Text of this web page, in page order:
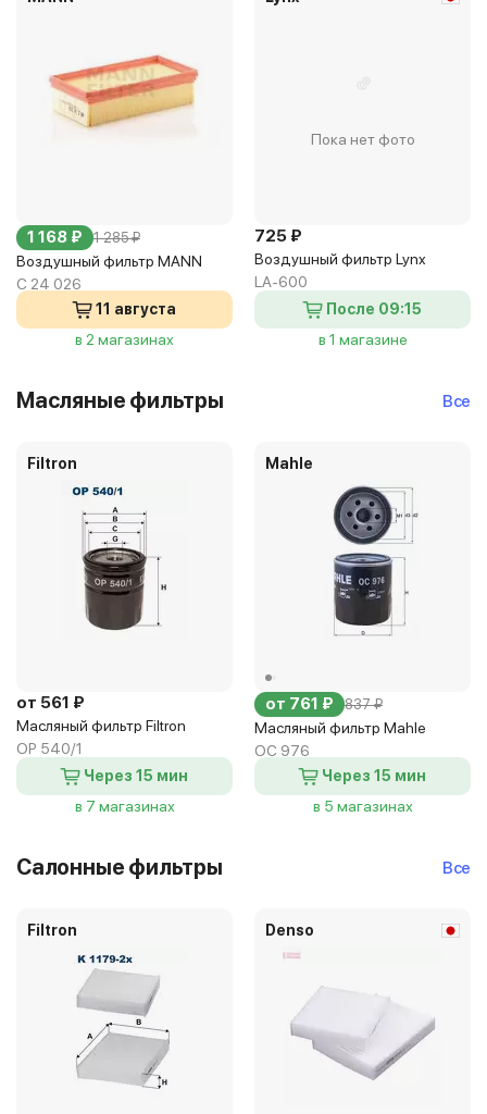
1 168 ₽ 1 285 ₽
Воздушный фильтр MANN
C 24 026
11 августа
в 2 магазинах
Пока нет фото
725 ₽
Воздушный фильтр Lynx
LA-600
После 09:15
в 1 магазине
Масляные фильтры Все
Filtron
от 561 ₽
Масляный фильтр Filtron
OP 540/1
Через 15 мин
в 7 магазинах
Mahle
от 761 ₽ 837 ₽
Масляный фильтр Mahle
OC 976
Через 15 мин
в 5 магазинах
Салонные фильтры Все
Filtron Denso